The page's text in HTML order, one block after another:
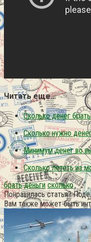
Читать еще…
Сколько денег
Сколько нужно
Минимум денег во
Сколько лететь из
брать деньги сколько
Понравилась статья?
Вам также может быть